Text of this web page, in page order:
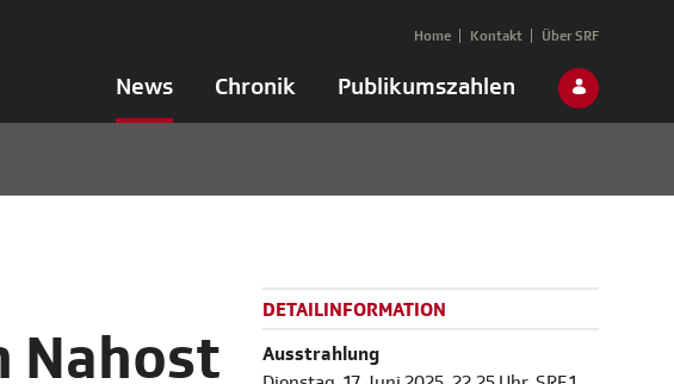
News Chronik Publikumszahlen
Home Kontakt Über SRF
Nahost
DETAILINFORMATION
Ausstrahlung